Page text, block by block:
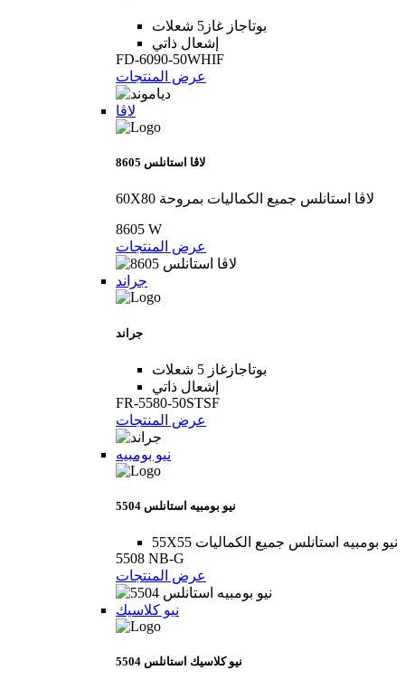
بوتاجاز غاز5 شعلات
إشعال ذاتي
FD-6090-50WHIF
عرض المنتجات
لاڤا
8605 لاڤا استانلس
60X80 لاڤا استانلس جميع الكماليات بمروحة
8605 W
عرض المنتجات
جراند
جراند
بوتاجازغاز 5 شعلات
إشعال ذاتي
FR-5580-50STSF
عرض المنتجات
نيو بومبيه
5504 نيو بومبيه استانلس
55X55 نيو بومبيه استانلس جميع الكماليات
5508 NB-G
عرض المنتجات
نيو كلاسيك
5504 نيو كلاسيك استانلس